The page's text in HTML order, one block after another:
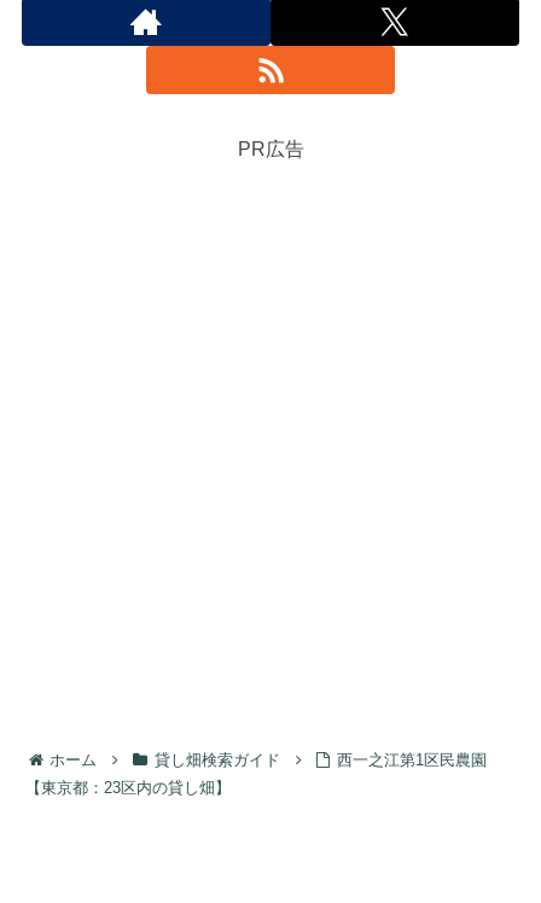
PR広告
ホーム 貸し畑検索ガイド
西一之江第1区民農園
【東京都：23区内の貸し畑】